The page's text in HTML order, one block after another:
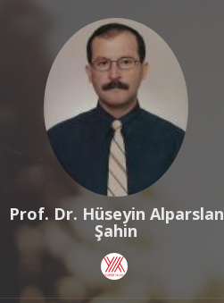
Prof. Dr. Hüseyin Alparslan
Şahin